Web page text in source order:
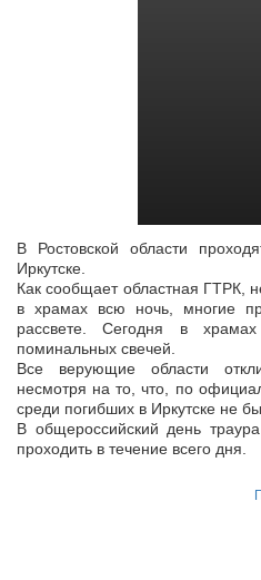
В Ростовской области
Иркутске.
Как сообщает областная ГТРК,
в храмах всю ночь, многие
рассвете. Сегодня вхрамах
поминальных свечей.
Все верующие области
несмотря на то, что, по
среди погибших в Иркутске не
В общероссийский день
проходить в течение всего дня.